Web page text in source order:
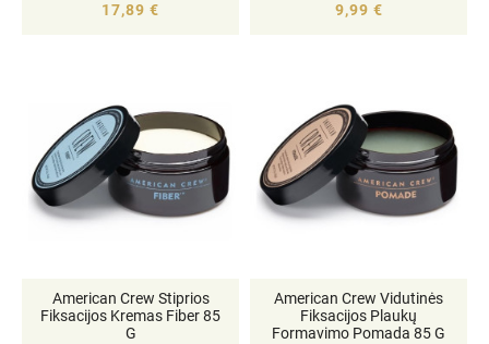
17,89 € 9,99 €
American Crew Stiprios
Fiksacijos Kremas Fiber 85
G
American Crew Vidutinės
Fiksacijos Plaukų
Formavimo Pomada 85 G